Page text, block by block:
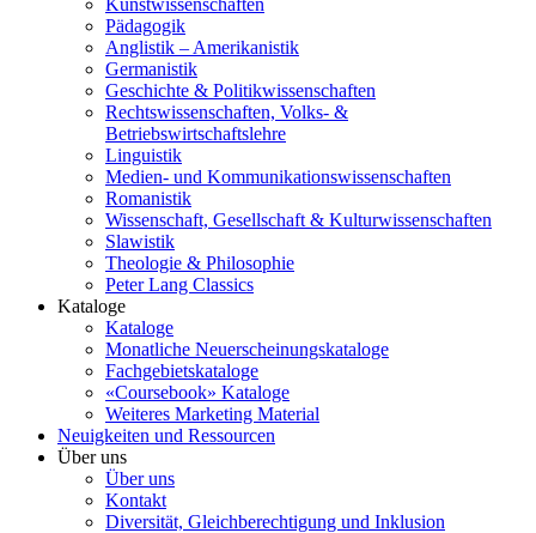
Kunstwissenschaften
Pädagogik
Anglistik – Amerikanistik
Germanistik
Geschichte & Politikwissenschaften
Rechtswissenschaften, Volks- &
Betriebswirtschaftslehre
Linguistik
Medien- und Kommunikationswissenschaften
Romanistik
Wissenschaft, Gesellschaft & Kulturwissenschaften
Slawistik
Theologie & Philosophie
Peter Lang Classics
Kataloge
Kataloge
Monatliche Neuerscheinungskataloge
Fachgebietskataloge
«Coursebook» Kataloge
Weiteres Marketing Material
Neuigkeiten und Ressourcen
Über uns
Über uns
Kontakt
Diversität, Gleichberechtigung und Inklusion